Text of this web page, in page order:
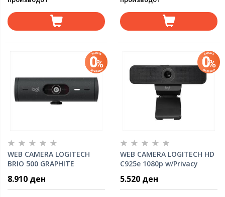
WEB CAMERA LOGITECH
BRIO 500 GRAPHITE
Graphite, 960-001422
8.910 ден
WEB CAMERA LOGITECH HD
C925e 1080p w/Privacy
5.520 ден